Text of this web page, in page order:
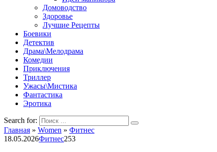
Домоводство
Здоровье
Лучшие Рецепты
Боевики
Детектив
Драма\Мелодрама
Комедии
Приключения
Триллер
Ужасы\Мистика
Фантастика
Эротика
Search for:
Главная » Women » Фитнес
18.05.2026Фитнес253